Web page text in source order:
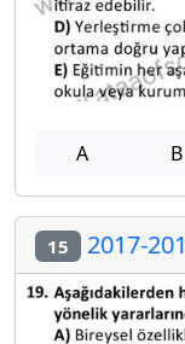
A B
15 2017-